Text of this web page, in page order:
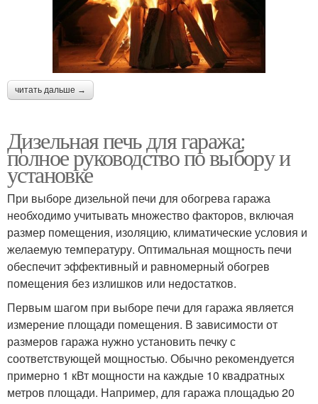
читать дальше →
Дизельная печь для гаража:
полное руководство по выбору и
установке
При выборе дизельной печи для обогрева гаража
необходимо учитывать множество факторов, включая
размер помещения, изоляцию, климатические условия и
желаемую температуру. Оптимальная мощность печи
обеспечит эффективный и равномерный обогрев
помещения без излишков или недостатков.
Первым шагом при выборе печи для гаража является
измерение площади помещения. В зависимости от
размеров гаража нужно установить печку с
соответствующей мощностью. Обычно рекомендуется
примерно 1 кВт мощности на каждые 10 квадратных
метров площади. Например, для гаража площадью 20